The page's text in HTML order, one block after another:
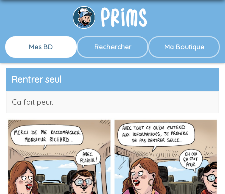
Mes BD Rechercher Ma Boutique
Rentrer seul
Ca fait peur.